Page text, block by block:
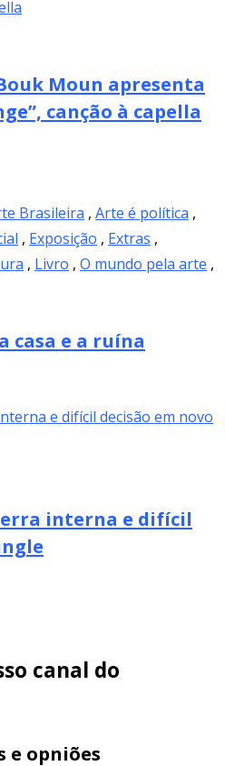
Moun apresenta
canção à capella
Brasileira , Arte é política ,
, Exposição , Extras ,
, Livro , O mundo pela arte ,
casa e a ruína
interna e difícil
canal do
e opniões